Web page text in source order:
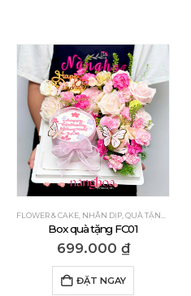
FLOWER & CAKE NHÂN DỊP QUÀ TẶNG CẢM ƠN
Box quà tặng FC01
699.000 ₫
ĐẶT NGAY